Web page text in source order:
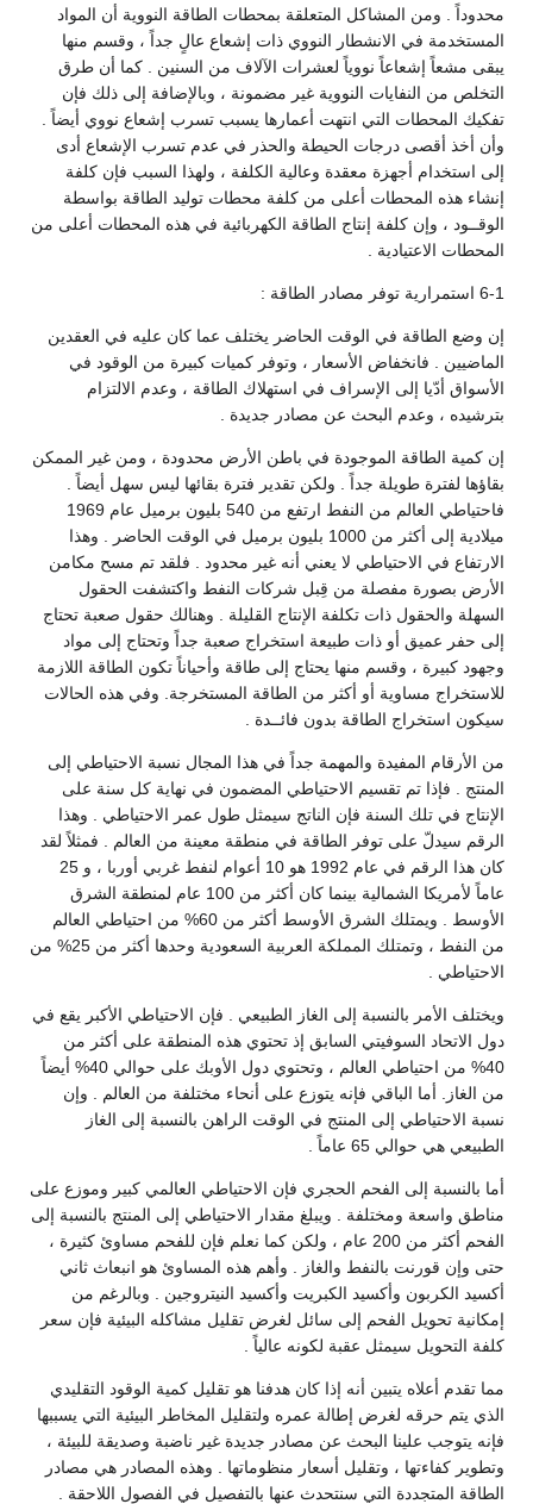
محدوداً . ومن المشاكل المتعلقة بمحطات الطاقة النووية أن المواد
المستخدمة في الانشطار النووي ذات إشعاع عالٍ جداً ، وقسم منها
يبقى مشعاً إشعاعاً نووياً لعشرات الآلاف من السنين . كما أن طرق
التخلص من النفايات النووية غير مضمونة ، وبالإضافة إلى ذلك فإن
تفكيك المحطات التي انتهت أعمارها يسبب تسرب إشعاع نووي أيضاً .
وأن أخذ أقصى درجات الحيطة والحذر في عدم تسرب الإشعاع أدى
إلى استخدام أجهزة معقدة وعالية الكلفة ، ولهذا السبب فإن كلفة
إنشاء هذه المحطات أعلى من كلفة محطات توليد الطاقة بواسطة
الوقــود ، وإن كلفة إنتاج الطاقة الكهربائية في هذه المحطات أعلى من
المحطات الاعتيادية .
6-1 استمرارية توفر مصادر الطاقة :
إن وضع الطاقة في الوقت الحاضر يختلف عما كان عليه في العقدين
الماضيين . فانخفاض الأسعار ، وتوفر كميات كبيرة من الوقود في
الأسواق أدّيا إلى الإسراف في استهلاك الطاقة ، وعدم الالتزام
بترشيده ، وعدم البحث عن مصادر جديدة .
إن كمية الطاقة الموجودة في باطن الأرض محدودة ، ومن غير الممكن
بقاؤها لفترة طويلة جداً . ولكن تقدير فترة بقائها ليس سهل أيضاً .
فاحتياطي العالم من النفط ارتفع من 540 بليون برميل عام 1969
ميلادية إلى أكثر من 1000 بليون برميل في الوقت الحاضر . وهذا
الارتفاع في الاحتياطي لا يعني أنه غير محدود . فلقد تم مسح مكامن
الأرض بصورة مفصلة من قِبل شركات النفط واكتشفت الحقول
السهلة والحقول ذات تكلفة الإنتاج القليلة . وهنالك حقول صعبة تحتاج
إلى حفر عميق أو ذات طبيعة استخراج صعبة جداً وتحتاج إلى مواد
وجهود كبيرة ، وقسم منها يحتاج إلى طاقة وأحياناً تكون الطاقة اللازمة
للاستخراج مساوية أو أكثر من الطاقة المستخرجة. وفي هذه الحالات
سيكون استخراج الطاقة بدون فائــدة .
من الأرقام المفيدة والمهمة جداً في هذا المجال نسبة الاحتياطي إلى
المنتج . فإذا تم تقسيم الاحتياطي المضمون في نهاية كل سنة على
الإنتاج في تلك السنة فإن الناتج سيمثل طول عمر الاحتياطي . وهذا
الرقم سيدلّ على توفر الطاقة في منطقة معينة من العالم . فمثلاً لقد
كان هذا الرقم في عام 1992 هو 10 أعوام لنفط غربي أوربا ، و 25
عاماً لأمريكا الشمالية بينما كان أكثر من 100 عام لمنطقة الشرق
الأوسط . ويمتلك الشرق الأوسط أكثر من 60% من احتياطي العالم
من النفط ، وتمتلك المملكة العربية السعودية وحدها أكثر من 25% من
الاحتياطي .
ويختلف الأمر بالنسبة إلى الغاز الطبيعي . فإن الاحتياطي الأكبر يقع في
دول الاتحاد السوفيتي السابق إذ تحتوي هذه المنطقة على أكثر من
40% من احتياطي العالم ، وتحتوي دول الأوبك على حوالي 40% أيضاً
من الغاز. أما الباقي فإنه يتوزع على أنحاء مختلفة من العالم . وإن
نسبة الاحتياطي إلى المنتج في الوقت الراهن بالنسبة إلى الغاز
الطبيعي هي حوالي 65 عاماً .
أما بالنسبة إلى الفحم الحجري فإن الاحتياطي العالمي كبير وموزع على
مناطق واسعة ومختلفة . ويبلغ مقدار الاحتياطي إلى المنتج بالنسبة إلى
الفحم أكثر من 200 عام ، ولكن كما نعلم فإن للفحم مساوئ كثيرة ،
حتى وإن قورنت بالنفط والغاز . وأهم هذه المساوئ هو انبعاث ثاني
أكسيد الكربون وأكسيد الكبريت وأكسيد النيتروجين . وبالرغم من
إمكانية تحويل الفحم إلى سائل لغرض تقليل مشاكله البيئية فإن سعر
كلفة التحويل سيمثل عقبة لكونه عالياً .
مما تقدم أعلاه يتبين أنه إذا كان هدفنا هو تقليل كمية الوقود التقليدي
الذي يتم حرقه لغرض إطالة عمره ولتقليل المخاطر البيئية التي يسببها
فإنه يتوجب علينا البحث عن مصادر جديدة غير ناضبة وصديقة للبيئة ،
وتطوير كفاءتها ، وتقليل أسعار منظوماتها . وهذه المصادر هي مصادر
الطاقة المتجددة التي سنتحدث عنها بالتفصيل في الفصول اللاحقة .